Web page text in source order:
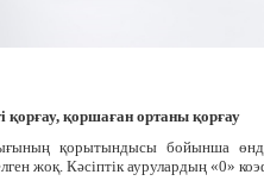
қорғау, қоршаған ортаны қорғау
қорытындысы бойынша
жоқ. Кәсіптік аурулардың «0»